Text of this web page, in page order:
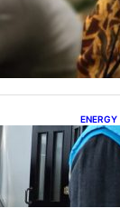
jadi
GW
ENERGY
Ada